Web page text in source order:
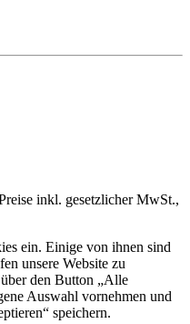
inkl. gesetzlicher MwSt.,
ein. Einige von ihnen sind
unsere Website zu
den Button „Alle
Auswahl vornehmen und
speichern.